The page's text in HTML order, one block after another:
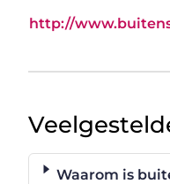
http://
Waarom is